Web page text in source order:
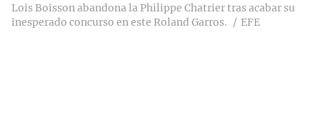
Lois Boisson abandona la Philippe Chatrier tras acabar su
inesperado concurso en este Roland Garros.
EFE